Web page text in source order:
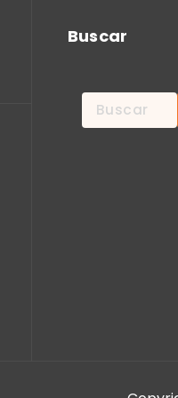
Buscar
Buscar: